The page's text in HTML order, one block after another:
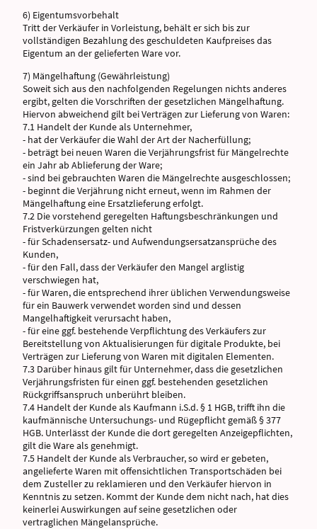
6) Eigentumsvorbehalt
Tritt der Verkäufer in Vorleistung, behält er sich bis zur
vollständigen Bezahlung des geschuldeten Kaufpreises das
Eigentum an der gelieferten Ware vor.
7) Mängelhaftung (Gewährleistung)
Soweit sich aus den nachfolgenden Regelungen nichts anderes
ergibt, gelten die Vorschriften der gesetzlichen Mängelhaftung.
Hiervon abweichend gilt bei Verträgen zur Lieferung von Waren:
7.1 Handelt der Kunde als Unternehmer,
- hat der Verkäufer die Wahl der Art der Nacherfüllung;
- beträgt bei neuen Waren die Verjährungsfrist für Mängelrechte
ein Jahr ab Ablieferung der Ware;
- sind bei gebrauchten Waren die Mängelrechte ausgeschlossen;
- beginnt die Verjährung nicht erneut, wenn im Rahmen der
Mängelhaftung eine Ersatzlieferung erfolgt.
7.2 Die vorstehend geregelten Haftungsbeschränkungen und
Fristverkürzungen gelten nicht
- für Schadensersatz- und Aufwendungsersatzansprüche des
Kunden,
- für den Fall, dass der Verkäufer den Mangel arglistig
verschwiegen hat,
- für Waren, die entsprechend ihrer üblichen Verwendungsweise
für ein Bauwerk verwendet worden sind und dessen
Mangelhaftigkeit verursacht haben,
- für eine ggf. bestehende Verpflichtung des Verkäufers zur
Bereitstellung von Aktualisierungen für digitale Produkte, bei
Verträgen zur Lieferung von Waren mit digitalen Elementen.
7.3 Darüber hinaus gilt für Unternehmer, dass die gesetzlichen
Verjährungsfristen für einen ggf. bestehenden gesetzlichen
Rückgriffsanspruch unberührt bleiben.
7.4 Handelt der Kunde als Kaufmann i.S.d. § 1 HGB, trifft ihn die
kaufmännische Untersuchungs- und Rügepflicht gemäß § 377
HGB. Unterlässt der Kunde die dort geregelten Anzeigepflichten,
gilt die Ware als genehmigt.
7.5 Handelt der Kunde als Verbraucher, so wird er gebeten,
angelieferte Waren mit offensichtlichen Transportschäden bei
dem Zusteller zu reklamieren und den Verkäufer hiervon in
Kenntnis zu setzen. Kommt der Kunde dem nicht nach, hat dies
keinerlei Auswirkungen auf seine gesetzlichen oder
vertraglichen Mängelansprüche.